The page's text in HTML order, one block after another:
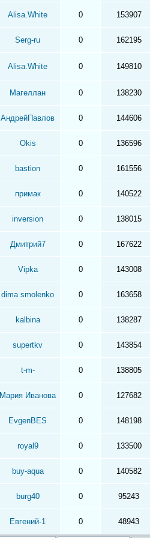
Alisa.White 0 153907
Serg-ru 0 162195
Alisa.White 0 149810
Магеллан 0 138230
АндрейПавлов 0 144606
Okis 0 136596
bastion 0 161556
примак 0 140522
inversion 0 138015
Дмитрий7 0 167622
Vipka 0 143008
dima smolenko 0 163658
kalbina 0 138287
supertkv 0 143854
t-m- 0 138805
Мария Иванова 0 127682
EvgenBES 0 148198
royal9 0 133500
buy-aqua 0 140582
burg40 0 95243
Евгений-1 0 48943